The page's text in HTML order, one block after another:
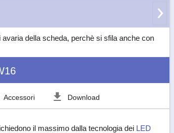
della scheda, perchè si sfila anche con
Accessori Download
il massimo dalla tecnologia dei LED